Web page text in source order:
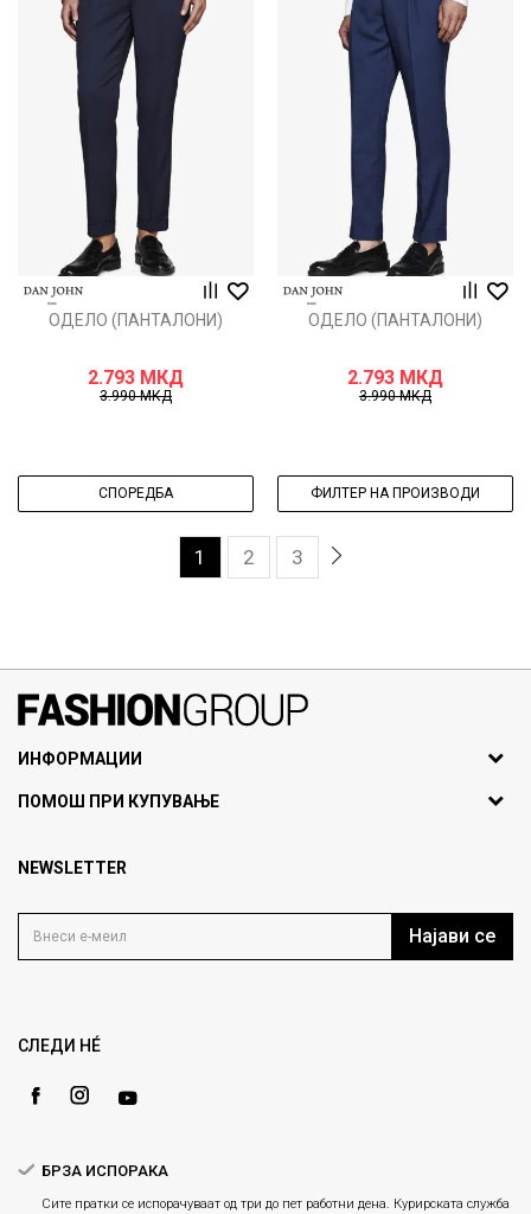
ОДЕЛО (ПАНТАЛОНИ)
2.793 МКД
3.990МКД
ОДЕЛО (ПАНТАЛОНИ)
2.793 МКД
3.990МКД
СПОРЕДБА ФИЛТЕР НА ПРОИЗВОДИ
1 2 3
ИНФОРМАЦИИ
За нас
Продавници
Блог
Gift Card
ПОМОШ ПРИ КУПУВАЊЕ
Политика на приватност
Како да купите
Замена и рефундација на производи
NEWSLETTER
Најави се
СЛЕДИ НÉ
БРЗА ИСПОРАКА
Сите пратки се испорачуваат од три до пет работни дена. Курирската служба